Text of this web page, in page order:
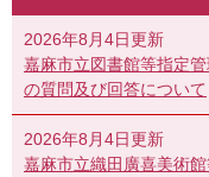
2026年8月4日更新
嘉麻市立図書館等指定
の質問及び回答について
2026年8月4日更新
嘉麻市立織田廣喜美術